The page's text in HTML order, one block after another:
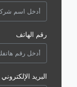
رقم الهاتف
البريد الإلكتروني *